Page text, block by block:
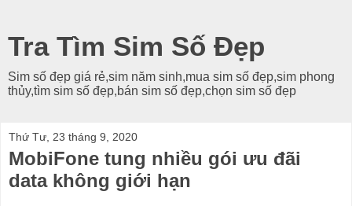
Tra Tìm Sim Số Đẹp
Sim số đẹp giá rẻ,sim năm sinh,mua sim số đẹp,sim phong
thủy,tìm sim số đẹp,bán sim số đẹp,chọn sim số đẹp
Thứ Tư, 23 tháng 9, 2020
MobiFone tung nhiều gói ưu đãi
data không giới hạn